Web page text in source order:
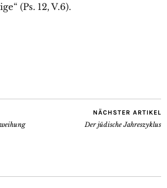
(Ps. 12, V.6).
NÄCHSTER ARTIKEL
Der jüdische Jahreszyklus